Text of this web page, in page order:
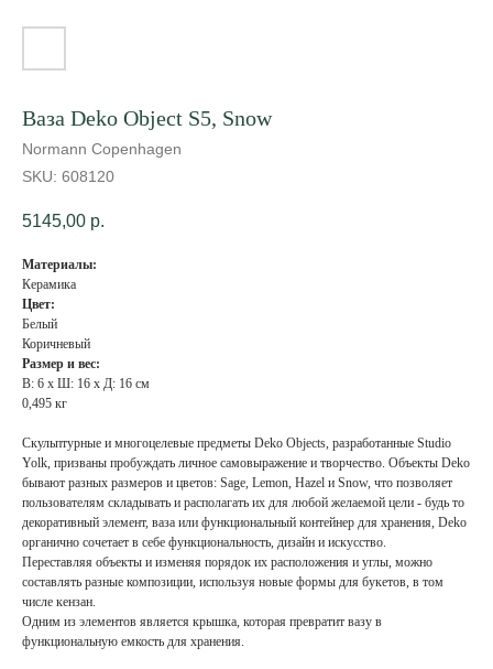
Ваза Deko Object S5, Snow
Normann Copenhagen
SKU: 608120
5145,00 р.
Материалы:
Керамика
Цвет:
Белый
Коричневый
Размер и вес:
В: 6 х Ш: 16 х Д: 16 см
0,495 кг
Скульптурные и многоцелевые предметы Deko Objects, разработанные Studio
Yolk, призваны пробуждать личное самовыражение и творчество. Объекты Deko
бывают разных размеров и цветов: Sage, Lemon, Hazel и Snow, что позволяет
пользователям складывать и располагать их для любой желаемой цели - будь то
декоративный элемент, ваза или функциональный контейнер для хранения, Deko
органично сочетает в себе функциональность, дизайн и искусство.
Переставляя объекты и изменяя порядок их расположения и углы, можно
составлять разные композиции, используя новые формы для букетов, в том
числе кензан.
Одним из элементов является крышка, которая превратит вазу в
функциональную емкость для хранения.